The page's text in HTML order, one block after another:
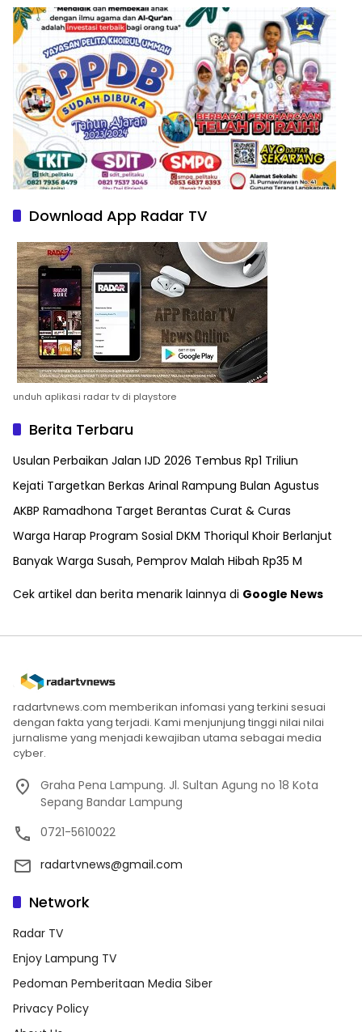
Download App Radar TV
unduh aplikasi radar tv di playstore
Berita Terbaru
Usulan Perbaikan Jalan IJD 2026 Tembus Rp1 Triliun
Kejati Targetkan Berkas Arinal Rampung Bulan Agustus
AKBP Ramadhona Target Berantas Curat & Curas
Warga Harap Program Sosial DKM Thoriqul Khoir Berlanjut
Banyak Warga Susah, Pemprov Malah Hibah Rp35 M
Cek artikel dan berita menarik lainnya di Google News
radartvnews.com memberikan infomasi yang terkini sesuai
dengan fakta yang terjadi. Kami menjunjung tinggi nilai nilai
jurnalisme yang menjadi kewajiban utama sebagai media
cyber.
Graha Pena Lampung. Jl. Sultan Agung no 18 Kota
Sepang Bandar Lampung
0721-5610022
radartvnews@gmail.com
Network
Radar TV
Enjoy Lampung TV
Pedoman Pemberitaan Media Siber
Privacy Policy